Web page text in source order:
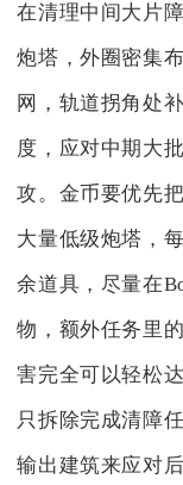
在清理中间大片
炮塔，外圈密集
网，轨道拐角处
度，应对中期大
攻。金币要优先
大量低级炮塔，
余道具，尽量在
物，额外任务里
害完全可以轻松
只拆除完成清障
输出建筑来应对后